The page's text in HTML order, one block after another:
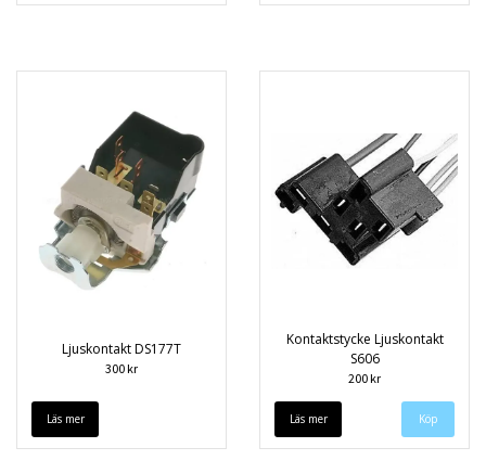
Ljuskontakt DS177T
300 kr
Läs mer
Kontaktstycke Ljuskontakt
S606
200 kr
Läs mer